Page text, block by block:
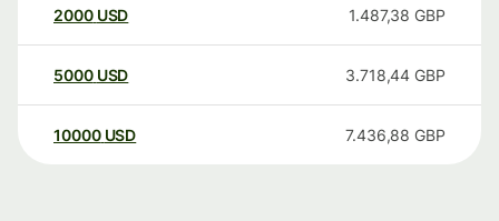
2000 USD 1.487,38 GBP
5000 USD 3.718,44 GBP
10000 USD 7.436,88 GBP